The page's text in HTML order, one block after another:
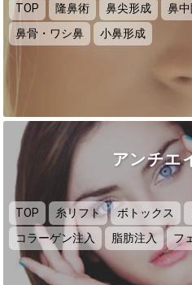
TOP 隆鼻術 鼻尖形成 鼻
鼻骨・ワシ鼻
小鼻形成
アンチエ
TOP 糸リフト ボトックス
コラーゲン注入
脂肪注入 フ